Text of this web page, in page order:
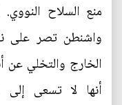
منع السلاح
واشنطن تصر على
الخارج والتخلي عن
أنها لا تسعى